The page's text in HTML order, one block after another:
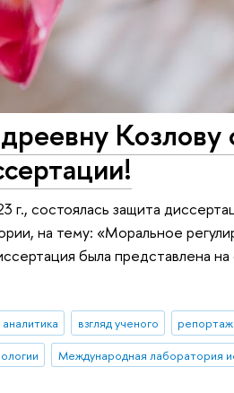
Козлову
г., состоялась защита
на тему: «Моральное
была представлена
взгляд ученого